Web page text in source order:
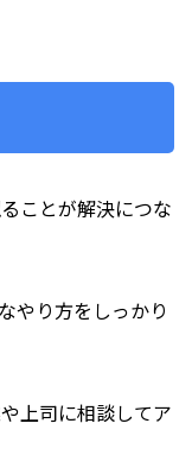
ことが解決につな
やり方をしっかり
上司に相談してア